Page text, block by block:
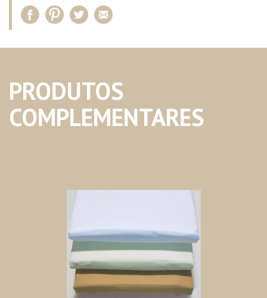
PRODUTOS
COMPLEMENTARES